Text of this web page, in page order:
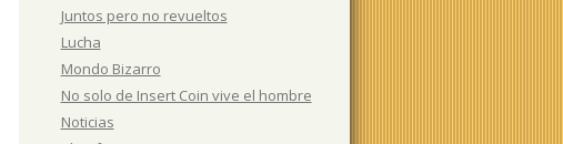
Juntos pero no revueltos
Lucha
Mondo Bizarro
No solo de Insert Coin vive el hombre
Noticias